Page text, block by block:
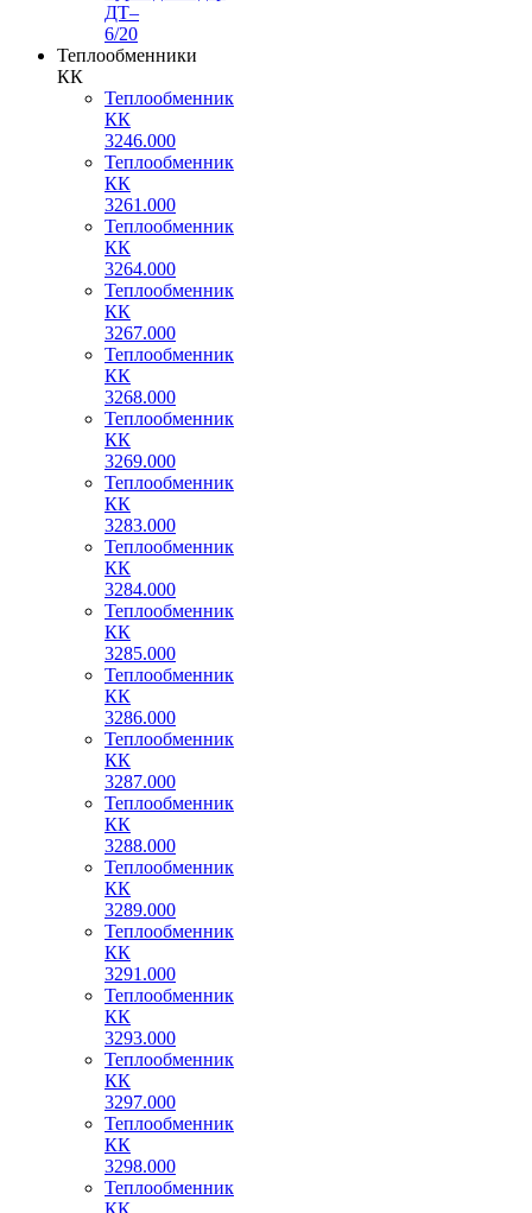
ДТ–
6/20
Теплообменники
КК
Теплообменник
КК
3246.000
Теплообменник
КК
3261.000
Теплообменник
КК
3264.000
Теплообменник
КК
3267.000
Теплообменник
КК
3268.000
Теплообменник
КК
3269.000
Теплообменник
КК
3283.000
Теплообменник
КК
3284.000
Теплообменник
КК
3285.000
Теплообменник
КК
3286.000
Теплообменник
КК
3287.000
Теплообменник
КК
3288.000
Теплообменник
КК
3289.000
Теплообменник
КК
3291.000
Теплообменник
КК
3293.000
Теплообменник
КК
3297.000
Теплообменник
КК
3298.000
Теплообменник
КК